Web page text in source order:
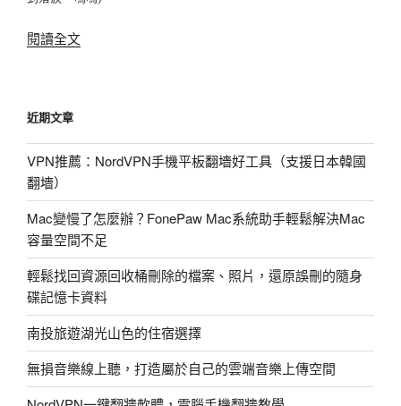
閱讀全文〈終
入
2000
囉
~XD(部
落
格
觀
察)〉
近期文章
VPN推薦：NordVPN手機平板翻墻好工具（支援日本韓國
翻墻）
Mac變慢了怎麼辦？FonePaw Mac系統助手輕鬆解決Mac
容量空間不足
輕鬆找回資源回收桶刪除的檔案、照片，還原誤刪的隨身
碟記憶卡資料
南投旅遊湖光山色的住宿選擇
無損音樂線上聽，打造屬於自己的雲端音樂上傳空間